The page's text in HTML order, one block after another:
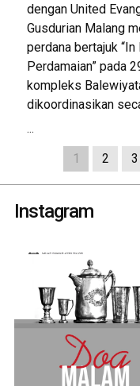
dengan United
Gusdurian Malang
perdana bertajuk
Perdamaian” pada
kompleks
dikoordinasikan
...
1
2 3
Instagram